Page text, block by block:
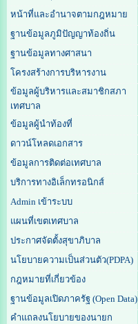
หน้าที่และอำนาจตามกฎหมาย
ฐานข้อมูลภูมิปัญญาท้องถิ่น
ฐานข้อมูลทางศาสนา
โครงสร้างการบริหารงาน
ข้อมูลผู้บริหารและสมาชิกสภา
เทศบาล
ข้อมูลผู้นำท้องที่
ดาวน์โหลดเอกสาร
ข้อมูลการติดต่อเทศบาล
บริการทางอิเล็กทรอนิกส์
Admin เข้าระบบ
แผนที่เขตเทศบาล
ประกาศจัดตั้งสุขาภิบาล
นโยบายความเป็นส่วนตัว(PDPA)
กฎหมายที่เกี่ยวข้อง
ฐานข้อมูลเปิดภาครัฐ (Open Data)
คำแถลงนโยบายของนายก